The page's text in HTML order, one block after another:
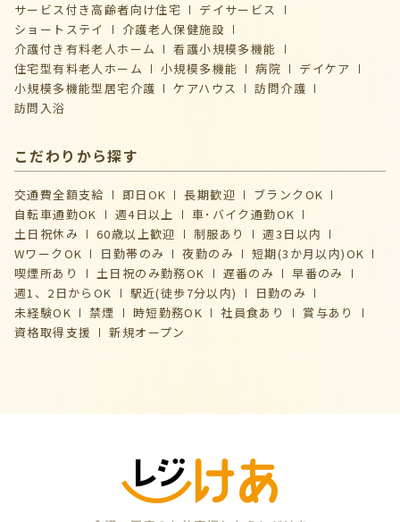
サービス付き高齢者向け住宅
デイサービス
ショートステイ
介護⽼⼈保健施設
介護付き有料老人ホーム
看護小規模多機能
住宅型有料老人ホーム
小規模多機能 病院
デイケア
⼩規模多機能型居宅介護
ケアハウス
訪問介護
訪問入浴
こだわりから探す
交通費全額支給 即日OK 長期歓迎
ブランクOK
自転車通勤OK
週4日以上
車･バイク通勤OK
土日祝休み
60歳以上歓迎 制服あり
週3日以内
WワークOK
日勤帯のみ 夜勤のみ
短期(3か月以内)OK
喫煙所あり
土日祝のみ勤務OK 遅番のみ
早番のみ
週1、2日からOK
駅近(徒歩7分以内)
日勤のみ
未経験OK
禁煙 時短勤務OK 社員食あり
賞与あり
資格取得支援
新規オープン